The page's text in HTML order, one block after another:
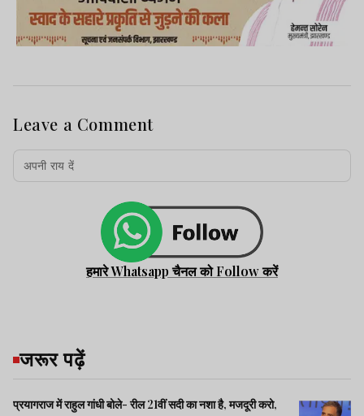
Leave a Comment
हमारे Whatsapp चैनल को Follow करें
जरूर पढ़ें
प्रयागराज में राहुल गांधी बोले- रील 21वीं सदी का नशा है, मजदूरी करो,